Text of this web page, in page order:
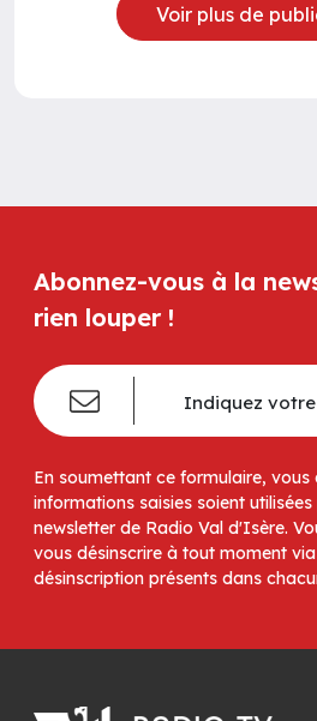
Voir plus de
Abonnez-vous à la
rien louper !
En soumettant ce formulaire, vous
informations saisies soient
newsletter de Radio Val d'Isère.
vous désinscrire à tout moment
désinscription présents dans